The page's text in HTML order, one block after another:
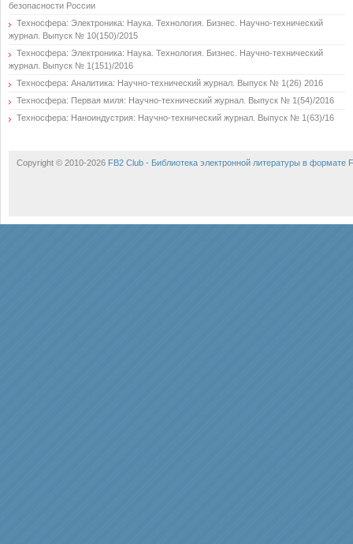
безопасности России
Техносфера: Электроника: Наука. Технология. Бизнес. Научно-технический
журнал. Выпуск № 10(150)/2015
Техносфера: Электроника: Наука. Технология. Бизнес. Научно-технический
журнал. Выпуск № 1(151)/2016
Техносфера: Аналитика: Научно-технический журнал. Выпуск № 1(26) 2016
Техносфера: Первая миля: Научно-технический журнал. Выпуск № 1(54)/2016
Техносфера: Наноиндустрия: Научно-технический журнал. Выпуск № 1(63)/16
Copyright © 2010-2026 FB2 Club - Библиотека электронной литературы в формате